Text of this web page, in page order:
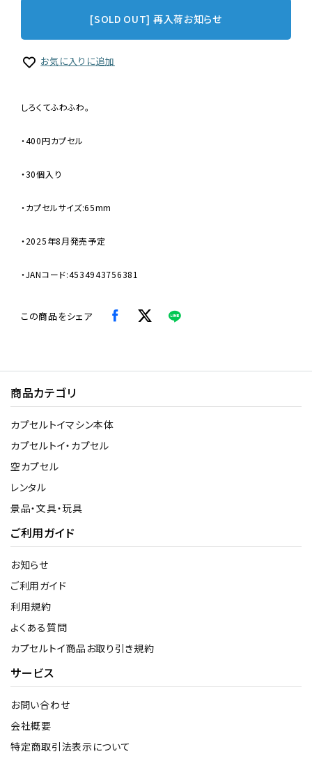
[SOLD OUT] 再入荷お知らせ
お気に入りに追加
しろくてふわふわ。
・400円カプセル
・30個入り
・カプセルサイズ:65mm
・2025年8月発売予定
・JANコード:4534943756381
この商品をシェア
商品カテゴリ
カプセルトイマシン本体
カプセルトイ・カプセル
空カプセル
レンタル
景品・文具・玩具
ご利用ガイド
お知らせ
ご利用ガイド
利用規約
よくある質問
カプセルトイ商品お取り引き規約
サービス
お問い合わせ
会社概要
特定商取引法表示について